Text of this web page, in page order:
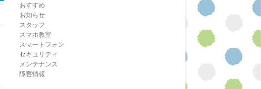
おすすめ
お知らせ
スタッフ
スマホ教室
スマートフォン
セキュリティ
メンテナンス
障害情報